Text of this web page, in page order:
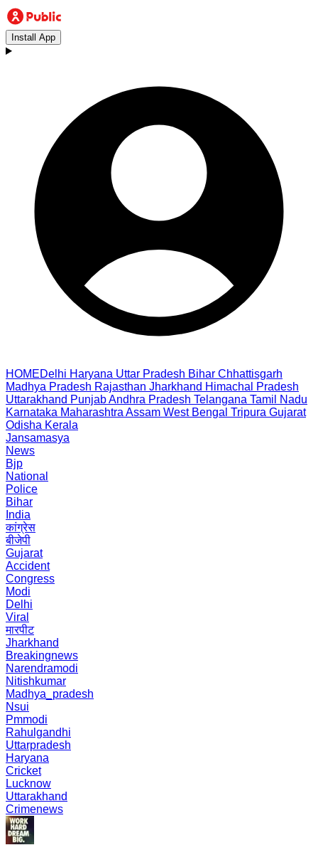
Install App
HOMEDelhi Haryana Uttar Pradesh Bihar Chhattisgarh
Madhya Pradesh Rajasthan Jharkhand Himachal Pradesh
Uttarakhand PunjabAndhra Pradesh Telangana Tamil Nadu
Karnataka Maharashtra Assam West Bengal Tripura Gujarat
Odisha Kerala
Jansamasya
News
Bjp
National
Police
Bihar
India
कांग्रेस
बीजेपी
Gujarat
Accident
Congress
Modi
Delhi
Viral
मारपीट
Jharkhand
Breakingnews
Narendramodi
Nitishkumar
Madhya_pradesh
Nsui
Pmmodi
Rahulgandhi
Uttarpradesh
Haryana
Cricket
Lucknow
Uttarakhand
Crimenews